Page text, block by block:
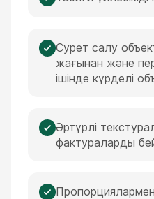
Сурет салу
жағынан және
ішінде күрделі
Әртүрлі
фактураларды